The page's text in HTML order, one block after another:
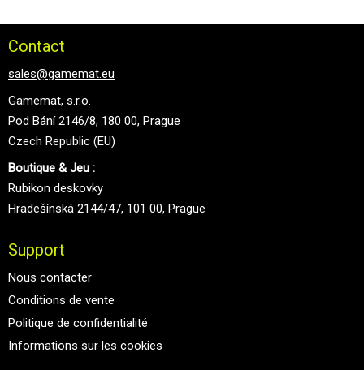
Contact
sales@gamemat.eu
Gamemat, s.r.o.
Pod Bání 2146/8, 180 00, Prague
Czech Republic (EU)
Boutique & Jeu :
Rubikon deskovky
Hradešínská 2144/47, 101 00, Prague
Support
Nous contacter
Conditions de vente
Politique de confidentialité
Informations sur les cookies